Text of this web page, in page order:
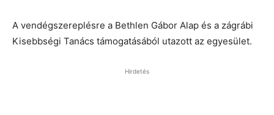
A vendégszereplésre a Bethlen Gábor Alap és a zágrábi
Kisebbségi Tanács támogatásából utazott az egyesület.
Hirdetés